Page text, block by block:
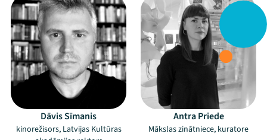
Dāvis Sīmanis
kinorežisors, Latvijas Kultūras
Antra Priede
Mākslas zinātniece, kuratore